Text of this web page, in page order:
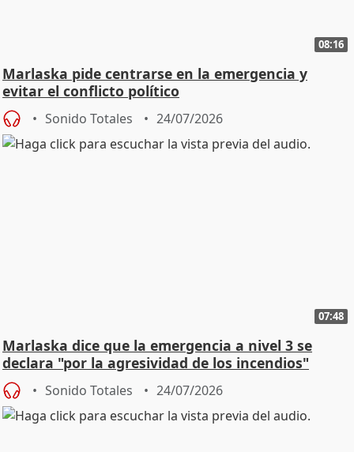
08:16
Marlaska pide centrarse en la emergencia y
evitar el conflicto político
Sonido Totales 24/07/2026
07:48
Marlaska dice que la emergencia a nivel 3 se
declara "por la agresividad de los incendios"
Sonido Totales 24/07/2026